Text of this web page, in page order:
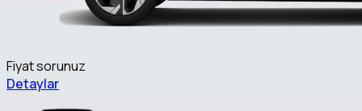
Fiyat sorunuz
Detaylar